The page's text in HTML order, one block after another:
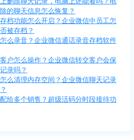
的聊天信息怎么恢复？
档功能怎么开启？企业微信中员工怎
被存档？
么录音？企业微信通话录音存档软件
户怎么操作？企业微信转交客户会保
录吗？
么清理内存空间？企业微信聊天记录
给多个销售？超级活码分时段接待功